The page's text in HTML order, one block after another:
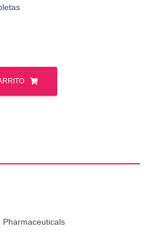
Pharmaceuticals